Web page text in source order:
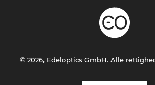
© 2026, Edeloptics GmbH. Alle